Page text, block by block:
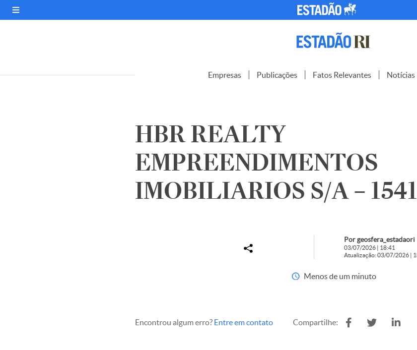
Empresas Publicações Fatos Relevantes Notícias
HBR REALTY
EMPREENDIMENTOS
IMOBILIARIOS S/A –
Por geosfera_estadaori
03/07/2026 | 18:41
Atualização: 03/07/2026 |
Menos de um minuto
Encontrou algum erro? Entre em contato Compartilhe: